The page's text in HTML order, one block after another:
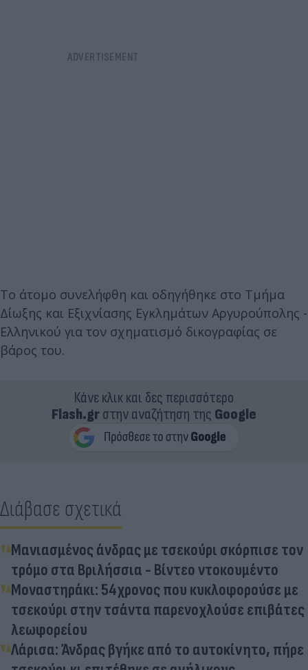
Το άτομο συνελήφθη και οδηγήθηκε στο Τμήμα
Δίωξης και Εξιχνίασης Εγκλημάτων Αργυρούπολης -
Ελληνικού για τον σχηματισμό δικογραφίας σε
βάρος του.
Κάνε κλικ και δες περισσότερο
Flash.grστην αναζήτηση της Google
Διάβασε σχετικά
Μανιασμένος άνδρας με τσεκούρι σκόρπισε τον
τρόμο στα Βριλήσσια - Βίντεο ντοκουμέντο
Μοναστηράκι: 54χρονος που κυκλοφορούσε με
τσεκούρι στην τσάντα παρενοχλούσε επιβάτες
λεωφορείου
Λάρισα: Άνδρας βγήκε από το αυτοκίνητο, πήρε